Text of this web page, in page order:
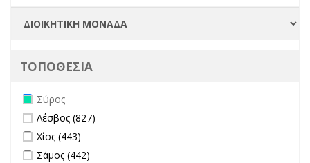
ΤΟΠΟΘΕΣΙΑ
Remove Σύρος filter
Σύρος
Apply Λέσβος filter
Λέσβος (827)
Apply Χίος filter
Χίος (443)
Apply Σάμος filter
Σάμος (442)